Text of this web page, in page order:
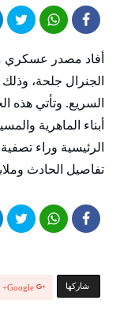
أفاد مصدر عسكري
الجنرال جلحة،
السريع. وتأتي هذه
أبناء الماهرية
الرئيسية وراء
تفاصيل الحادث
‫‫ شاركها‬ Google+